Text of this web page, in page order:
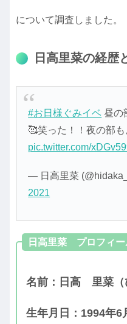
について調査しました。
日高里菜の経歴
#お日様ぐみイベ 昼の
🥰笑った！！夜の部も
pic.twitter.com/
— 日高里菜
2021
日高里菜 プロフィー
名前：日高 里菜（
生年月日：1994年6